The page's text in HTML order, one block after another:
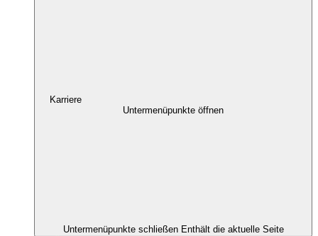
Karriere
Untermenüpunkte öffnen
Untermenüpunkte schließen Enthält die aktuelle Seite